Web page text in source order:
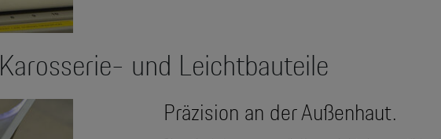
Karosserie- und Leichtbauteile
Präzision an der Außenhaut.